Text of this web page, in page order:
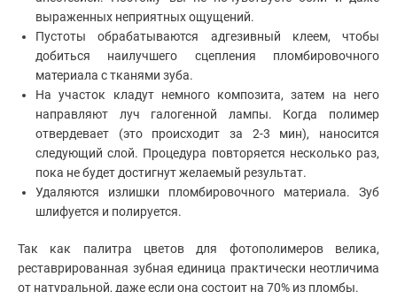
выраженных неприятных ощущений.
Пустоты обрабатываются адгезивный клеем, чтобы
добиться наилучшего сцепления пломбировочного
материала с тканями зуба.
На участок кладут немного композита, затем на него
направляют луч галогенной лампы. Когда полимер
отвердевает (это происходит за 2-3 мин), наносится
следующий слой. Процедура повторяется несколько раз,
пока не будет достигнут желаемый результат.
Удаляются излишки пломбировочного материала. Зуб
шлифуется и полируется.
Так как палитра цветов для фотополимеров велика,
реставрированная зубная единица практически неотличима
от натуральной, даже если она состоит на 70% из пломбы.